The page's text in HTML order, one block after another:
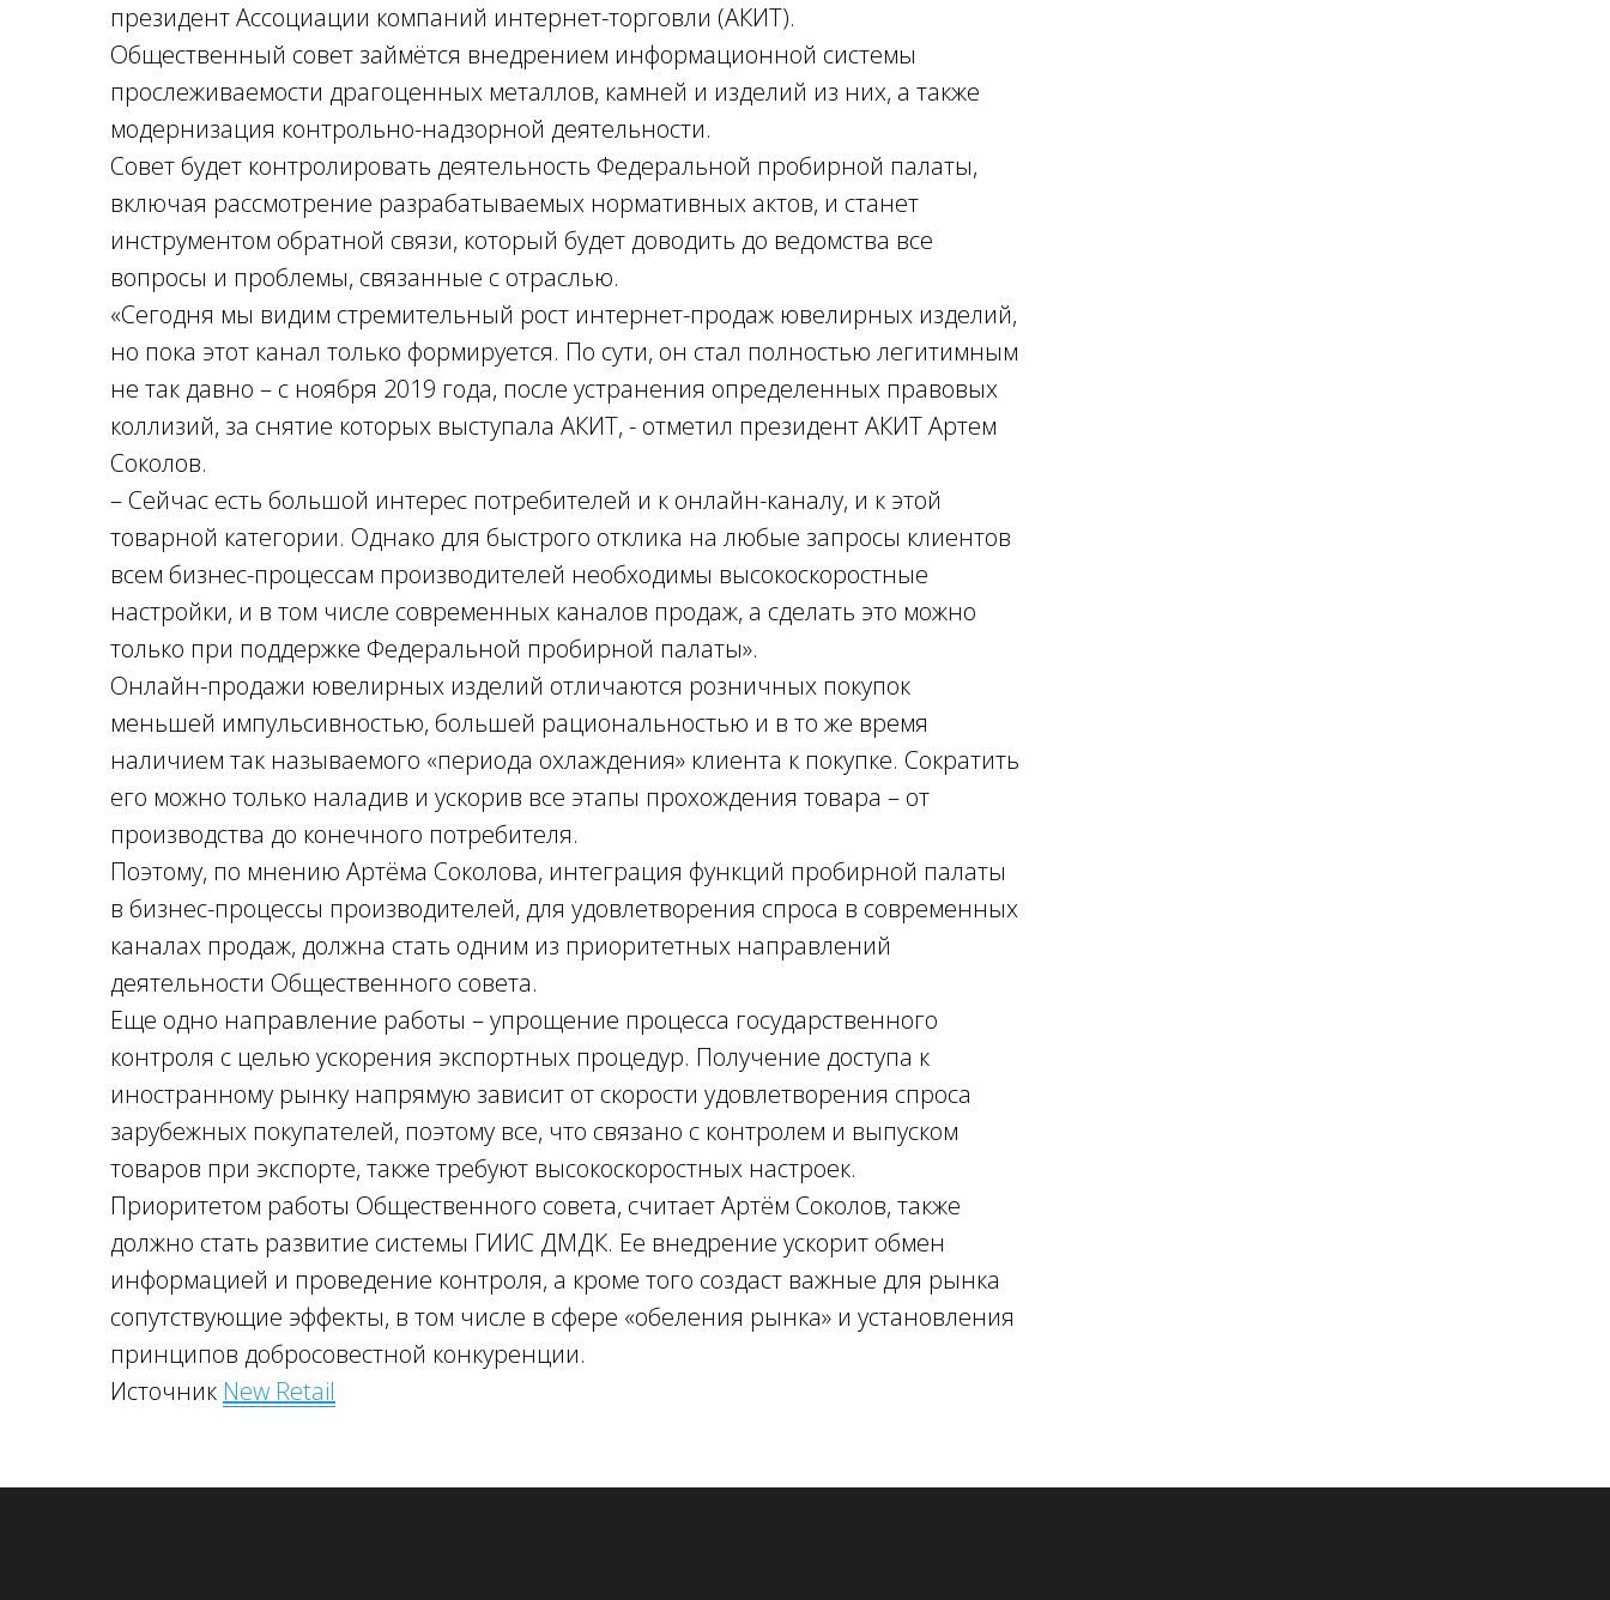
президент Ассоциации компаний интернет-торговли (АКИТ).
Общественный совет займётся внедрением информационной системы
прослеживаемости драгоценных металлов, камней и изделий из них, а также
модернизация контрольно-надзорной деятельности.
Совет будет контролировать деятельность Федеральной пробирной палаты,
включая рассмотрение разрабатываемых нормативных актов, и станет
инструментом обратной связи, который будет доводить до ведомства все
вопросы и проблемы, связанные с отраслью.
«Сегодня мы видим стремительный рост интернет-продаж ювелирных изделий,
но пока этот канал только формируется. По сути, он стал полностью легитимным
не так давно – с ноября 2019 года, после устранения определенных правовых
коллизий, за снятие которых выступала АКИТ, - отметил президент АКИТ Артем
Соколов.
– Сейчас есть большой интерес потребителей и к онлайн-каналу, и к этой
товарной категории. Однако для быстрого отклика на любые запросы клиентов
всем бизнес-процессам производителей необходимы высокоскоростные
настройки, и в том числе современных каналов продаж, а сделать это можно
только при поддержке Федеральной пробирной палаты».
Онлайн-продажи ювелирных изделий отличаются розничных покупок
меньшей импульсивностью, большей рациональностью и в то же время
наличием так называемого «периода охлаждения» клиента к покупке. Сократить
его можно только наладив и ускорив все этапы прохождения товара – от
производства до конечного потребителя.
Поэтому, по мнению Артёма Соколова, интеграция функций пробирной палаты
в бизнес-процессы производителей, для удовлетворения спроса в современных
каналах продаж, должна стать одним из приоритетных направлений
деятельности Общественного совета.
Еще одно направление работы – упрощение процесса государственного
контроля с целью ускорения экспортных процедур. Получение доступа к
иностранному рынку напрямую зависит от скорости удовлетворения спроса
зарубежных покупателей, поэтому все, что связано с контролем и выпуском
товаров при экспорте, также требуют высокоскоростных настроек.
Приоритетом работы Общественного совета, считает Артём Соколов, также
должно стать развитие системы ГИИС ДМДК. Ее внедрение ускорит обмен
информацией и проведение контроля, а кроме того создаст важные для рынка
сопутствующие эффекты, в том числе в сфере «обеления рынка» и установления
принципов добросовестной конкуренции.
Источник New Retail